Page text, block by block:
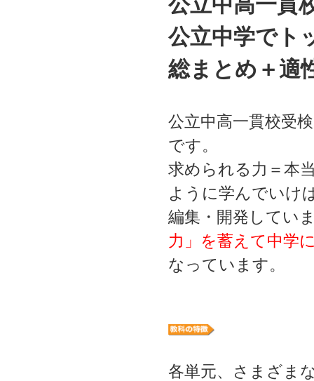
公立中学でト
総まとめ＋適
公立中高一貫校受
です。
求められる力＝本
ように学んでいけ
編集・開発してい
力」を蓄えて中学
なっています。
各単元、さまざま